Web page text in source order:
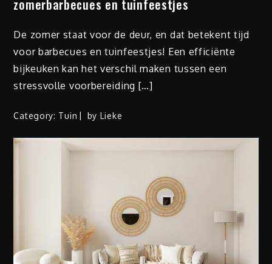
zomerbarbecues en tuinfeestjes
De zomer staat voor de deur, en dat betekent tijd
voor barbecues en tuinfeestjes! Een efficiënte
bijkeuken kan het verschil maken tussen een
stressvolle voorbereiding […]
Category: Tuin by Lieke